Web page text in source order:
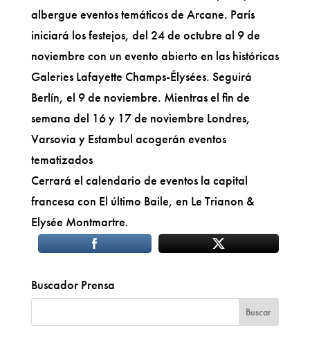
albergue eventos temáticos de Arcane. París
iniciará los festejos, del 24 de octubre al 9 de
noviembre con un evento abierto en las históricas
Galeries Lafayette Champs-Élysées. Seguirá
Berlín, el 9 de noviembre. Mientras el fin de
semana del 16 y 17 de noviembre Londres,
Varsovia y Estambul acogerán eventos
tematizados
Cerrará el calendario de eventos la capital
francesa con El último Baile, en Le Trianon &
Elysée Montmartre.
Buscador Prensa